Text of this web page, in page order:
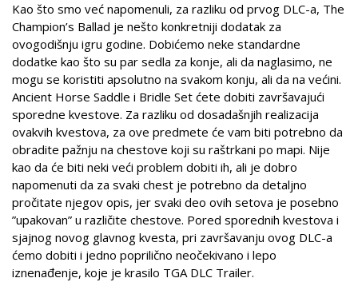
Kao što smo već napomenuli, za razliku od prvog DLC-a, The
Champion’s Ballad je nešto konkretniji dodatak za
ovogodišnju igru godine. Dobićemo neke standardne
dodatke kao što su par sedla za konje, ali da naglasimo, ne
mogu se koristiti apsolutno na svakom konju, ali da na većini.
Ancient Horse Saddle i Bridle Set ćete dobiti završavajući
sporedne kvestove. Za razliku od dosadašnjih realizacija
ovakvih kvestova, za ove predmete će vam biti potrebno da
obradite pažnju na chestove koji su raštrkani po mapi. Nije
kao da će biti neki veći problem dobiti ih, ali je dobro
napomenuti da za svaki chest je potrebno da detaljno
pročitate njegov opis, jer svaki deo ovih setova je posebno
”upakovan” u različite chestove. Pored sporednih kvestova i
sjajnog novog glavnog kvesta, pri završavanju ovog DLC-a
ćemo dobiti i jedno poprilično neočekivano i lepo
iznenađenje, koje je krasilo TGA DLC Trailer.